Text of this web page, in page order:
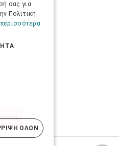
σας για
Πολιτική
ΌΛΩΝ